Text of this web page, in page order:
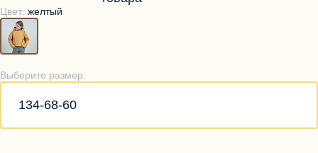
Цвет: желтый
Выберите размер:
134-68-60